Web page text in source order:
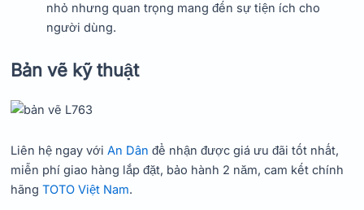
nhỏ nhưng quan trọng mang đến sự tiện ích cho
người dùng.
Bản vẽ kỹ thuật
Liên hệ ngay vớiAn Dân để nhận được giá ưu đãi tốt nhất,
miễn phí giao hàng lắp đặt, bảo hành 2 năm, cam kết chính
hãngTOTO Việt Nam.